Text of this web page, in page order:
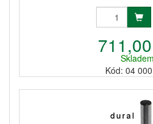
Skladem
Kód: 04